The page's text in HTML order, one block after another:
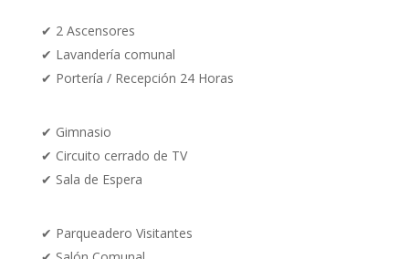
✔ 2 Ascensores
✔ Lavandería comunal
✔ Portería / Recepción 24 Horas
✔ Gimnasio
✔ Circuito cerrado de TV
✔ Sala de Espera
✔ Parqueadero Visitantes